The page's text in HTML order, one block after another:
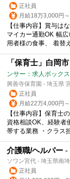
正社員
月給18万3,000円
【仕事内容】賞与は
マイカー通勤OK 幅
用者様の食事、 着替
「保育士」白岡
ンサー：求人ボックス
興善寺保育園 - 埼玉県
正社員
月給22万4,000円～
【仕事内容】保育士
資格相談OK、経験者
帯する業務 ・クラス
介護職/ヘルパー -
ソワン宮代 - 埼玉県南
正社員